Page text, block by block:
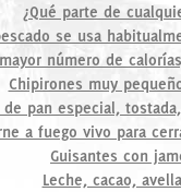
¿Qué parte de
se usa
número de
Chipirones muy
de pan especial,
a fuego vivo para
Guisantes con
Leche, cacao,